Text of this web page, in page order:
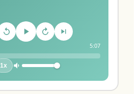
5:07
1x